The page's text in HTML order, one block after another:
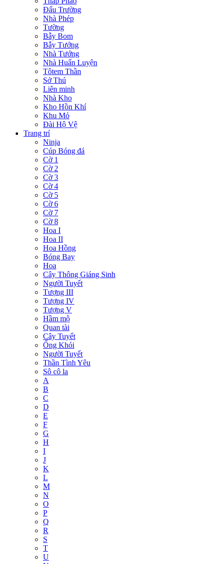
Đấu Trường
Nhà Phép
Tường
Bẫy Bom
Bẫy Tướng
Nhà Tướng
Nhà Huấn Luyện
Tôtem Thần
Sở Thú
Liên minh
Nhà Kho
Kho Hồn Khí
Khu Mỏ
Đài Hộ Vệ
Trang trí
Ninja
Cúp Bóng đá
Cờ 1
Cờ 2
Cờ 3
Cờ 4
Cờ 5
Cờ 6
Cờ 7
Cờ 8
Hoa I
Hoa II
Hoa Hồng
Bóng Bay
Hoa
Cây Thông Giáng Sinh
Người Tuyết
Tượng III
Tượng IV
Tượng V
Hầm mộ
Quan tài
Cây Tuyết
Ống Khói
Người Tuyết
Thần Tình Yêu
Sô cô la
A
B
C
D
E
F
G
H
I
J
K
L
M
N
O
P
Q
R
S
T
U